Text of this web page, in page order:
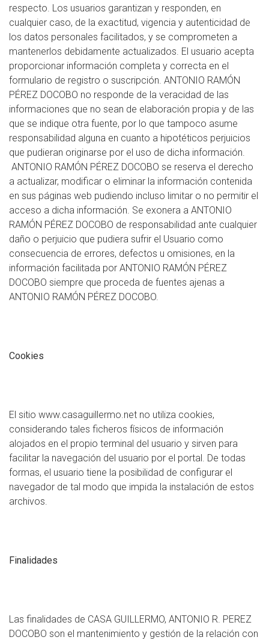
respecto. Los usuarios garantizan y responden, en
cualquier caso, de la exactitud, vigencia y autenticidad de
los datos personales facilitados, y se comprometen a
mantenerlos debidamente actualizados. El usuario acepta
proporcionar información completa y correcta en el
formulario de registro o suscripción. ANTONIO RAMÓN
PÉREZ DOCOBO no responde de la veracidad de las
informaciones que no sean de elaboración propia y de las
que se indique otra fuente, por lo que tampoco asume
responsabilidad alguna en cuanto a hipotéticos perjuicios
que pudieran originarse por el uso de dicha información.
ANTONIO RAMÓN PÉREZ DOCOBO se reserva el derecho
a actualizar, modificar o eliminar la información contenida
en sus páginas web pudiendo incluso limitar o no permitir el
acceso a dicha información. Se exonera a ANTONIO
RAMÓN PÉREZ DOCOBO de responsabilidad ante cualquier
daño o perjuicio que pudiera sufrir el Usuario como
consecuencia de errores, defectos u omisiones, en la
información facilitada por ANTONIO RAMÓN PÉREZ
DOCOBO siempre que proceda de fuentes ajenas a
ANTONIO RAMÓN PÉREZ DOCOBO.
Cookies
El sitio www.casaguillermo.net no utiliza cookies,
considerando tales ficheros físicos de información
alojados en el propio terminal del usuario y sirven para
facilitar la navegación del usuario por el portal. De todas
formas, el usuario tiene la posibilidad de configurar el
navegador de tal modo que impida la instalación de estos
archivos.
Finalidades
Las finalidades de CASA GUILLERMO, ANTONIO R. PEREZ
DOCOBO son el mantenimiento y gestión de la relación con